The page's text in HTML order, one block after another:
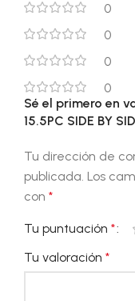
0
0
0
0
Sé el primero en
15.5PC SIDE BY
Tu dirección de
publicada. Los
con *
Tu puntuación *
Tu valoración *